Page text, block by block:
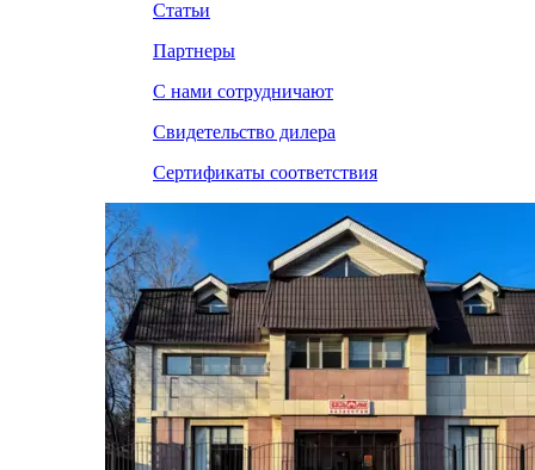
Статьи
Партнеры
С нами сотрудничают
Свидетельство дилера
Сертификаты соответствия